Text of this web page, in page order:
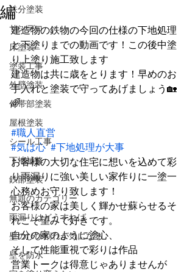
鉄分塗装
サンデコ
床塗装
塗装工事
外壁塗装
付帯部塗装
屋根塗装
シール工事
下地補修
鉄部塗装
無題のカテゴリー
雨漏りはどうすれば
壁のひび割れが気になる
壁を防水
編
建造物の鉄物の今回の仕様の下地処理
と下塗りまでの動画です！この後中塗
り上塗り施工致します
建造物は共に歳をとります！早めのお
手入れと塗装で守ってあげましょう🏡
🌈
#職人直営
#気は心 #下地処理が大事
お客様の大切な住宅に想いを込めて彩
り雨漏りに強い美しい家作りに一塗一
心務めお守り致します！
お客様の家は美しく輝かせ蘇らせるそ
れこそ望みで好きです。
自分の家のように塗心、
そして性能重視で彩りは作品
営業トークは得意じゃありませんが